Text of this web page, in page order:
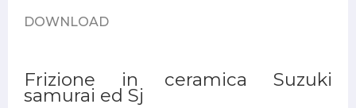
DOWNLOAD
Frizione in ceramica Suzuki
samurai ed Sj